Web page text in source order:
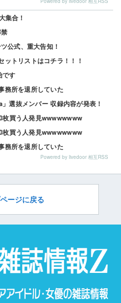
集合！
公式、重大告知！
ットリストはコチラ！！！
です
務所を退所していた
選抜メンバー 収録内容が発表！
枚買う人発見wwwwwwww
枚買う人発見wwwwwwww
務所を退所していた
Powered by livedoor 相互RSS
ージに戻る